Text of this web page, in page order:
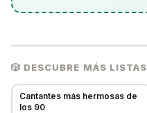
🎲 DESCUBRE MÁS LISTAS
Cantantes más hermosas de
los 90